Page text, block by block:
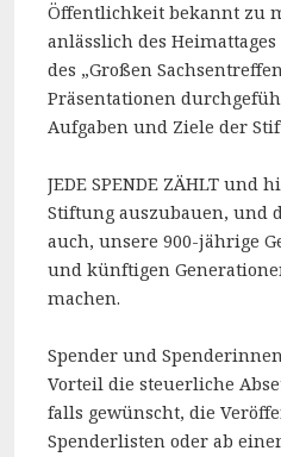
Öffentlichkeit bekannt zu
anlässlich des
des „Großen
Präsentationen
Aufgaben und Ziele der
JEDE SPENDE ZÄHLT und
Stiftung auszubauen, und
auch, unsere 900-jährige
und künftigen
machen.
Spender und
Vorteil die steuerliche
falls gewünscht, die
Spenderlisten oder ab